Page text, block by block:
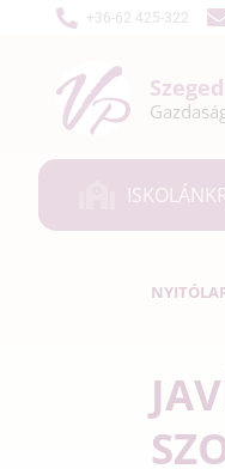
+36-62 425-322